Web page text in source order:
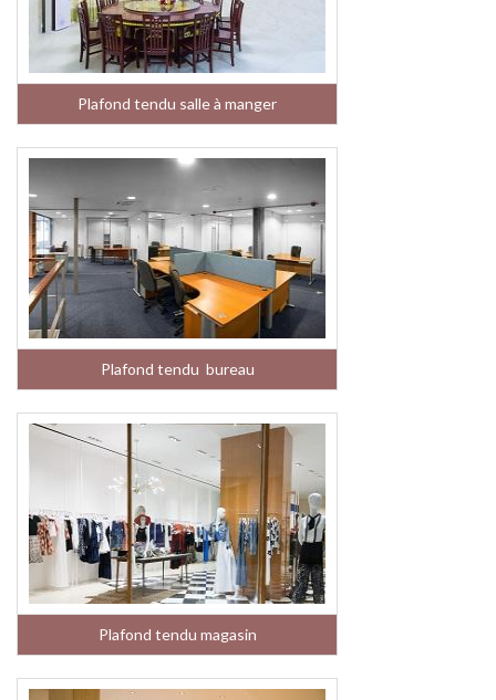
Plafond tendu salle à manger
Plafond tendu bureau
Plafond tendu magasin